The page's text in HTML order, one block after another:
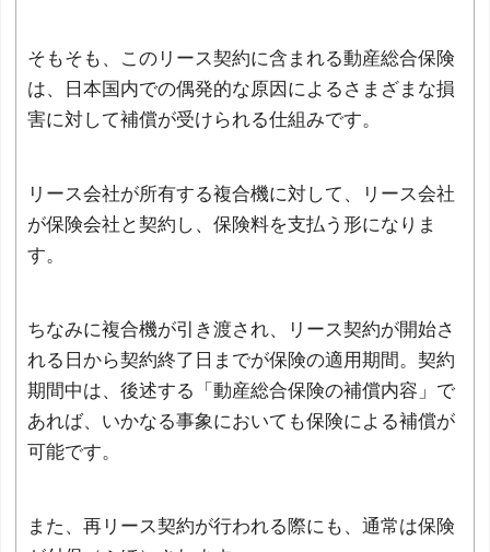
そもそも、このリース契約に含まれる動産総合保険
は、日本国内での偶発的な原因によるさまざまな損
害に対して補償が受けられる仕組みです。
リース会社が所有する複合機に対して、リース会社
が保険会社と契約し、保険料を支払う形になりま
す。
ちなみに複合機が引き渡され、リース契約が開始さ
れる日から契約終了日までが保険の適用期間。契約
期間中は、後述する「動産総合保険の補償内容」で
あれば、いかなる事象においても保険による補償が
可能です。
また、再リース契約が行われる際にも、通常は保険